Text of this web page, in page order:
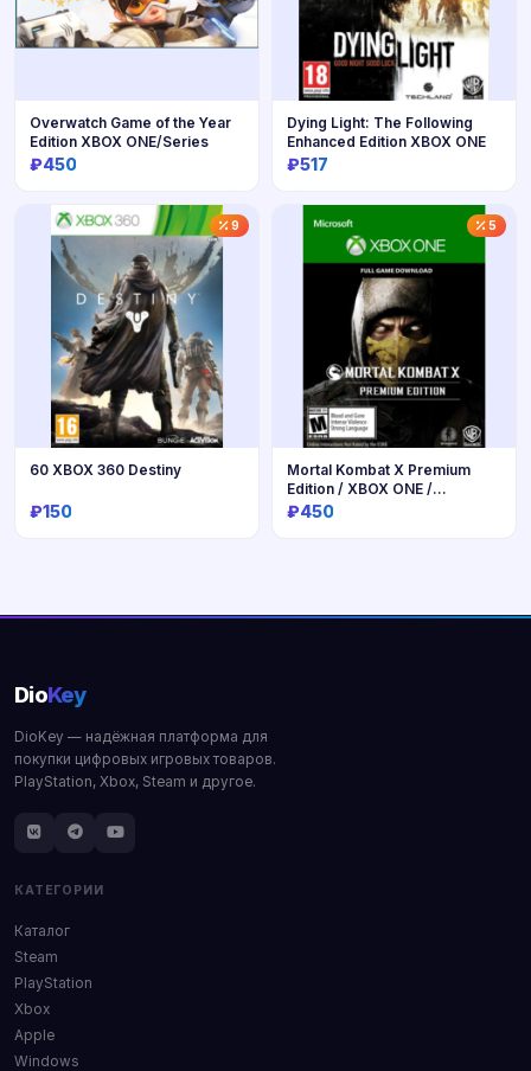
Купить
Overwatch Game of the Year
Edition XBOX ONE/Series
₽450
Dying Light: The Following
Enhanced Edition XBOX ONE
₽517
9
60 XBOX 360 Destiny
₽150
5
Mortal Kombat X Premium
Edition / XBOX ONE /
АККАУНТ 🏅
₽450
DioKey
DioKey — надёжная платформа для
покупки цифровых игровых товаров.
PlayStation, Xbox, Steam и другое.
КАТЕГОРИИ
Каталог
Steam
PlayStation
Xbox
Apple
Windows